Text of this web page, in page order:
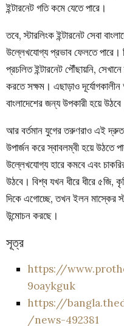
ইন্টারনেট গতি কমে যেতে পারে।
তবে, স্টারলিংক ইন্টারনেট সেবা
উল্লেখযোগ্য প্রভাব ফেলতে পারে।
প্রচলিত ইন্টারনেট পৌঁছায়নি,
করতে সক্ষম। এছাড়াও দূর্যোগকালীন
বাংলাদেশের জন্য উপকারী হয়ে
আর বর্তমান যুগের তরুণরাও এই
উপার্জন করে স্বাবলম্বী হয়ে উঠতে
উল্লেখযোগ্য হারে কমবে এবং
উঠবে। বিশ্ব যখন ধীরে ধীরে ৫জি,
দিকে এগোচ্ছে, তখন ইলন মাস্কের
উন্মোচন করছে।
সূত্র
https://
9oaykguk
https://
/news-492381